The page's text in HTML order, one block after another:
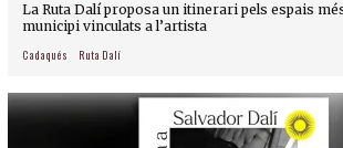
La Ruta Dalí proposa un itinerari pels espais
municipi vinculats a l’artista
Cadaqués Ruta Dalí